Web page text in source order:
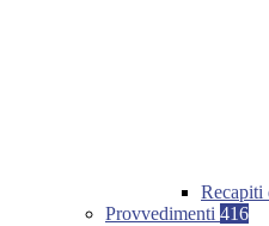
Recapiti
Provvedimenti 416